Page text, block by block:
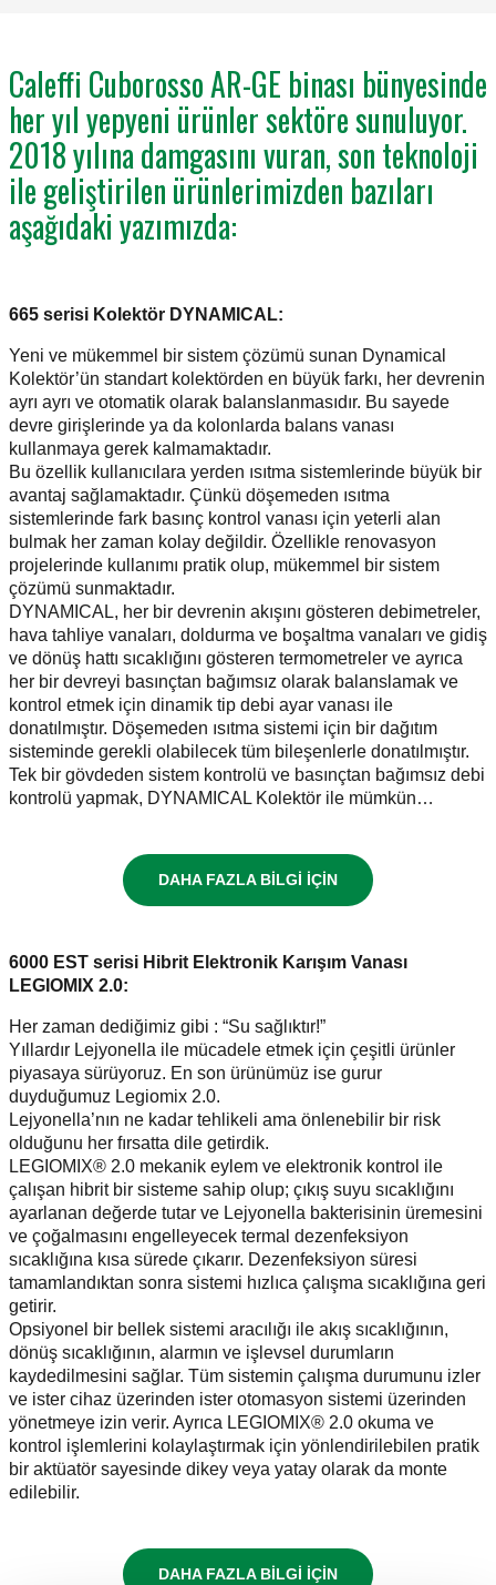
Caleffi Cuborosso AR-GE binası bünyesinde
her yıl yepyeni ürünler sektöre sunuluyor.
2018 yılına damgasını vuran, son teknoloji
ile geliştirilen ürünlerimizden bazıları
aşağıdaki yazımızda:
665 serisi Kolektör DYNAMICAL:
Yeni ve mükemmel bir sistem çözümü sunan Dynamical
Kolektör’ün standart kolektörden en büyük farkı, her devrenin
ayrı ayrı ve otomatik olarak balanslanmasıdır. Bu sayede
devre girişlerinde ya da kolonlarda balans vanası
kullanmaya gerek kalmamaktadır.
Bu özellik kullanıcılara yerden ısıtma sistemlerinde büyük bir
avantaj sağlamaktadır. Çünkü döşemeden ısıtma
sistemlerinde fark basınç kontrol vanası için yeterli alan
bulmak her zaman kolay değildir. Özellikle renovasyon
projelerinde kullanımı pratik olup, mükemmel bir sistem
çözümü sunmaktadır.
DYNAMICAL, her bir devrenin akışını gösteren debimetreler,
hava tahliye vanaları, doldurma ve boşaltma vanaları ve gidiş
ve dönüş hattı sıcaklığını gösteren termometreler ve ayrıca
her bir devreyi basınçtan bağımsız olarak balanslamak ve
kontrol etmek için dinamik tip debi ayar vanası ile
donatılmıştır. Döşemeden ısıtma sistemi için bir dağıtım
sisteminde gerekli olabilecek tüm bileşenlerle donatılmıştır.
Tek bir gövdeden sistem kontrolü ve basınçtan bağımsız debi
kontrolü yapmak, DYNAMICAL Kolektör ile mümkün…
DAHA FAZLA BİLGİ İÇİN
6000 EST serisi Hibrit Elektronik Karışım Vanası
LEGIOMIX 2.0:
Her zaman dediğimiz gibi : “Su sağlıktır!”
Yıllardır Lejyonella ile mücadele etmek için çeşitli ürünler
piyasaya sürüyoruz. En son ürünümüz ise gurur
duyduğumuz Legiomix 2.0.
Lejyonella’nın ne kadar tehlikeli ama önlenebilir bir risk
olduğunu her fırsatta dile getirdik.
LEGIOMIX® 2.0 mekanik eylem ve elektronik kontrol ile
çalışan hibrit bir sisteme sahip olup; çıkış suyu sıcaklığını
ayarlanan değerde tutar ve Lejyonella bakterisinin üremesini
ve çoğalmasını engelleyecek termal dezenfeksiyon
sıcaklığına kısa sürede çıkarır. Dezenfeksiyon süresi
tamamlandıktan sonra sistemi hızlıca çalışma sıcaklığına geri
getirir.
Opsiyonel bir bellek sistemi aracılığı ile akış sıcaklığının,
dönüş sıcaklığının, alarmın ve işlevsel durumların
kaydedilmesini sağlar. Tüm sistemin çalışma durumunu izler
ve ister cihaz üzerinden ister otomasyon sistemi üzerinden
yönetmeye izin verir. Ayrıca LEGIOMIX® 2.0 okuma ve
kontrol işlemlerini kolaylaştırmak için yönlendirilebilen pratik
bir aktüatör sayesinde dikey veya yatay olarak da monte
edilebilir.
DAHA FAZLA BİLGİ İÇİN